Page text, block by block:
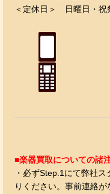
＜定休日＞ 日曜日・祝
■楽器買取についての諸
・必ずStep.1にて弊社
りください。事前連絡が